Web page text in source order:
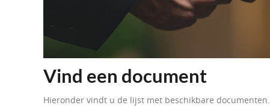
Vind een document
Hieronder vindt u de lijst met beschikbare documenten.